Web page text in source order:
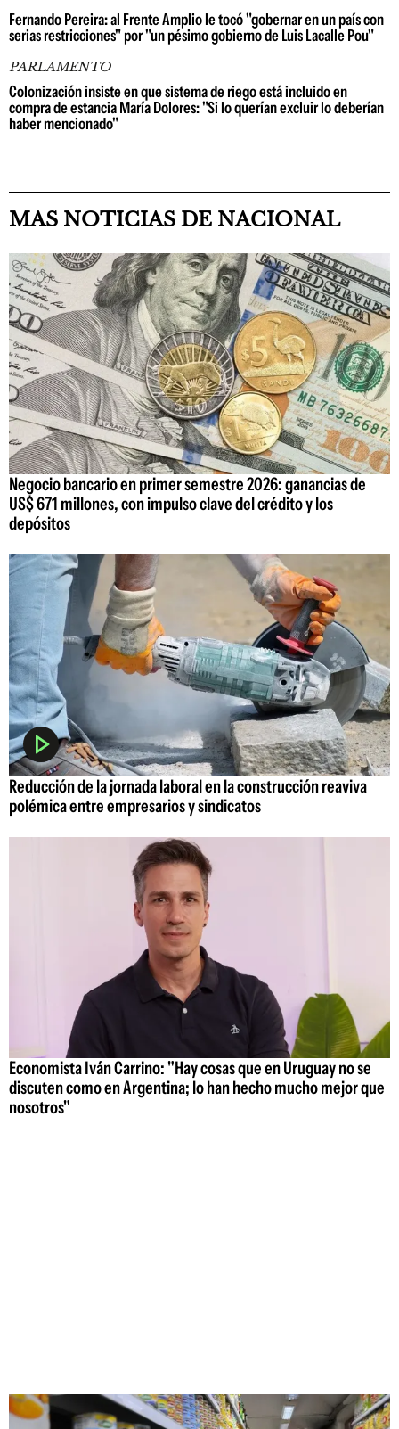
Fernando Pereira: al Frente Amplio le tocó "gobernar en un país con
serias restricciones" por "un pésimo gobierno de Luis Lacalle Pou"
PARLAMENTO
Colonización insiste en que sistema de riego está incluido en
compra de estancia María Dolores: "Si lo querían excluir lo deberían
haber mencionado"
MAS NOTICIAS DE NACIONAL
Negocio bancario en primer semestre 2026: ganancias de
US$ 671 millones, con impulso clave del crédito y los
depósitos
Reducción de la jornada laboral en la construcción reaviva
polémica entre empresarios y sindicatos
Economista Iván Carrino: "Hay cosas que en Uruguay no se
discuten como en Argentina; lo han hecho mucho mejor que
nosotros"